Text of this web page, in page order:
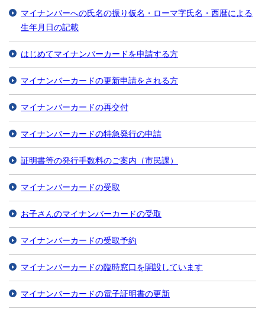
マイナンバーへの氏名の振り仮名・ローマ字氏名・西暦による
生年月日の記載
はじめてマイナンバーカードを申請する方
マイナンバーカードの更新申請をされる方
マイナンバーカードの再交付
マイナンバーカードの特急発行の申請
証明書等の発行手数料のご案内（市民課）
マイナンバーカードの受取
お子さんのマイナンバーカードの受取
マイナンバーカードの受取予約
マイナンバーカードの臨時窓口を開設しています
マイナンバーカードの電子証明書の更新